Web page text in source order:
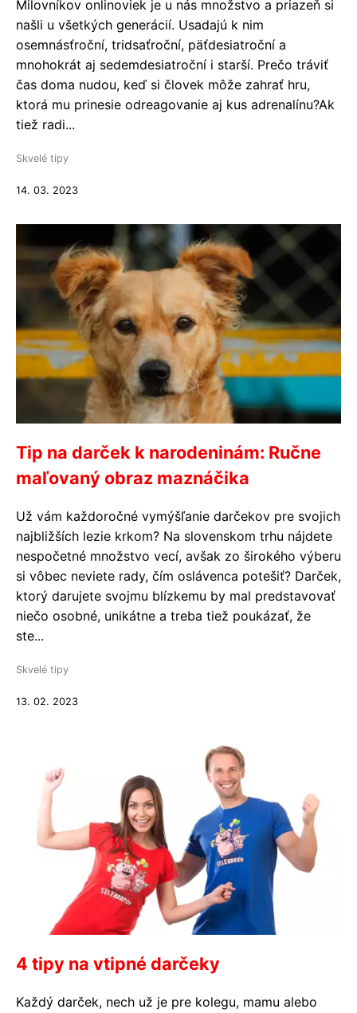
Milovníkov onlinoviek je u nás množstvo a priazeň si
našli u všetkých generácií. Usadajú k nim
osemnásťroční, tridsaťroční, päťdesiatroční a
mnohokrát aj sedemdesiatroční i starší. Prečo tráviť
čas doma nudou, keď si človek môže zahrať hru,
ktorá mu prinesie odreagovanie aj kus adrenalínu?Ak
tiež radi...
Skvelé tipy
14. 03. 2023
Tip na darček k narodeninám: Ručne
maľovaný obraz maznáčika
Už vám každoročné vymýšľanie darčekov pre svojich
najbližších lezie krkom? Na slovenskom trhu nájdete
nespočetné množstvo vecí, avšak zo širokého výberu
si vôbec neviete rady, čím oslávenca potešiť? Darček,
ktorý darujete svojmu blízkemu by mal predstavovať
niečo osobné, unikátne a treba tiež poukázať, že
ste...
Skvelé tipy
13. 02. 2023
4 tipy na vtipné darčeky
Každý darček, nech už je pre kolegu, mamu alebo